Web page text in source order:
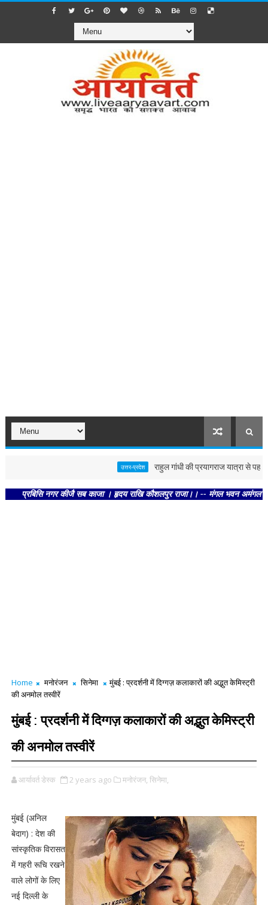
उत्तर-प्रदेश राहुल गांधी की प्रयागराज यात्रा से पहले
नगर कीजै सब काजा । हृदय राखि कौशलपुर राजा।। -- मंगल भवन अमंगल हारी।
Home मनोरंजन सिनेमा
मुंबई : प्रदर्शनी में दिग्गज़ कलाकारों की अद्भुत केमिस्ट्री
की अनमोल तस्वीरें
मुंबई : प्रदर्शनी में दिग्गज़ कलाकारों की अद्भुत केमिस्ट्री
की अनमोल तस्वीरें
आर्यावर्त डेस्क 2 years ago मनोरंजन, सिनेमा,
मुंबई (अनिल
बेदाग) : देश की‌
सांस्कृतिक विरासत
में गहरी रूचि रखने
वाले लोगों के लिए
नई दिल्ली के